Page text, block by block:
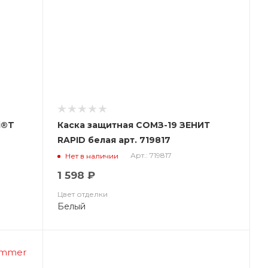
Каска защитная СОМЗ-19 ЗЕНИТ
RAPID белая арт. 719817
Нет в наличии Арт.: 719817
1 598 ₽
Цвет отделки
Белый